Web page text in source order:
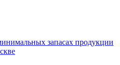
запасах продукции